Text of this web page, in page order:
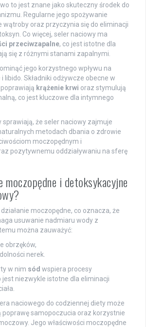
to jest znane jako skuteczny środek do
Regularne jego spożywanie
oraz przyczynia się do eliminacji
Co więcej, seler naciowy ma
przeciwzapalne, co jest istotne dla
się z różnymi stanami zapalnymi.
jego korzystnego wpływu na
libido. Składniki odżywcze obecne w
krążenie krwi oraz stymulują
co jest kluczowe dla intymnego
sprawiają, że seler naciowy zajmuje
metodach dbania o zdrowie
moczopędnym i
pozytywnemu oddziaływaniu na sferę
moczopędne i detoksykacyjne
moczopędne, co oznacza, że
usuwanie nadmiaru wody z
można zauważyć:
obrzęków,
nerek.
w nim sód wspiera procesy
jest niezwykle istotne dla eliminacji
naciowego do codziennej diety może
poprawę samopoczucia oraz korzystnie
Jego właściwości moczopędne